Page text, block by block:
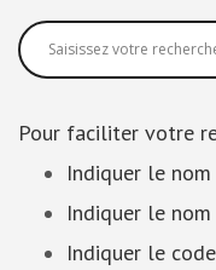
Pour faciliter votre
Indiquer le
Indiquer le
Indiquer le